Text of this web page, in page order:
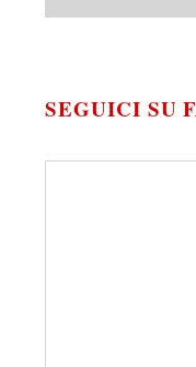
SEGUICI SU